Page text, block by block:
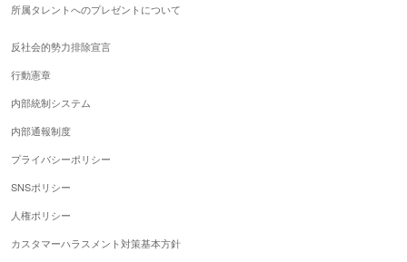
所属タレントへのプレゼントについて
反社会的勢力排除宣言
行動憲章
内部統制システム
内部通報制度
プライバシーポリシー
SNSポリシー
人権ポリシー
カスタマーハラスメント対策基本方針